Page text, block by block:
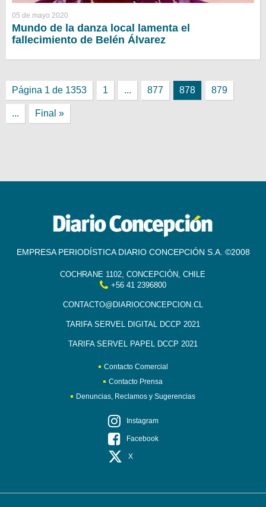
05 de mayo 2020
Mundo de la danza local lamenta el
fallecimiento de Belén Álvarez
Página 1 de 1353 1 ... 877 878 879
... Final »
EMPRESA PERIODÍSTICA DIARIO CONCEPCIÓN S.A. ©2008
COCHRANE 1102, CONCEPCIÓN, CHILE
+56 41 2396800
CONTACTO@DIARIOCONCEPCION.CL
TARIFA SERVEL DIGITAL DCCP 2021
TARIFA SERVEL PAPEL DCCP 2021
Contacto Comercial
Contacto Prensa
Denuncias, Reclamos y Sugerencias
Instagram
Facebook
X